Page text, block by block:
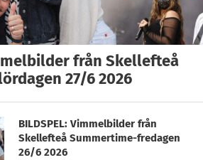
från Skellefteå
27/6 2026
BILDSPEL: Vimmelbilder från
Skellefteå Summertime-fredagen
26/6 2026